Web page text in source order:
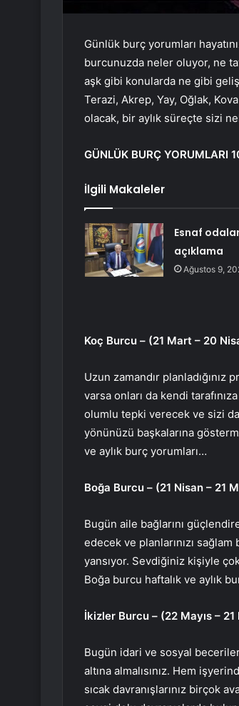
Günlük burç yorumları
burcunuzda neler oluyor, ne
aşk gibi konularda ne gibi
Terazi, Akrep, Yay, Oğlak,
olacak, bir aylık süreçte sizi
GÜNLÜK BURÇ YORUMLARI
İlgili Makaleler
Esnaf
açıklama
Ağustos 9,
Koç Burcu – (21 Mart – 20
Uzun zamandır
varsa onları da kendi
olumlu tepki verecek ve sizi
yönünüzü başkalarına
ve aylık burç yorumları…
Boğa Burcu – (21 Nisan – 21
Bugün aile bağlarını
edecek ve planlarınızı
yansıyor. Sevdiğiniz kişiyle
Boğa burcu haftalık ve aylık
İkizler Burcu – (22 Mayıs – 21
Bugün idari ve sosyal
altına almalısınız. Hem
sıcak davranışlarınız birçok